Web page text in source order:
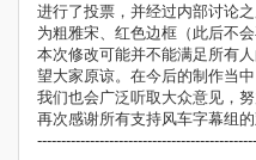
进行了投票，并经过内部讨论
为粗雅宋、红色边框（此后不会
本次修改可能并不能满足所有
望大家原谅。在今后的制作当中
我们也会广泛听取大众意见，努